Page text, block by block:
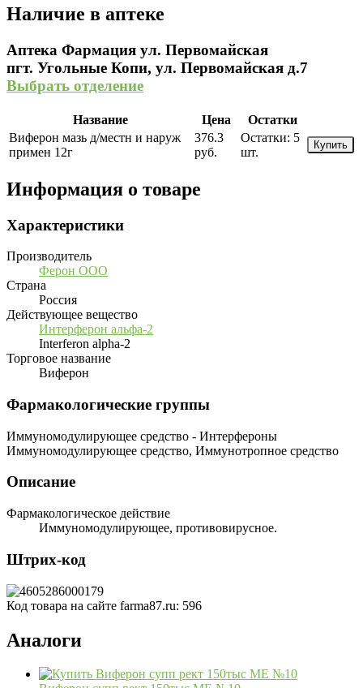
Наличие в аптеке
Аптека Фармация ул. Первомайская
пгт. Угольные Копи, ул. Первомайская д.7
Выбрать отделение
Название Цена
Остатки
Виферон мазь д/местн и наруж
примен 12г
376.3
руб.
Остатки: 5
шт.
Купить
Информация о товаре
Характеристики
Производитель
Ферон ООО
Страна
Россия
Действующее вещество
Интерферон альфа-2
Interferon alpha-2
Торговое название
Виферон
Фармакологические группы
Иммуномодулирующее средство - Интерфероны
Иммуномодулирующее средство, Иммунотропное средство
Описание
Фармакологическое действие
Иммуномодулирующее, противовирусное.
Штрих-код
Код товара на сайте farma87.ru: 596
Аналоги